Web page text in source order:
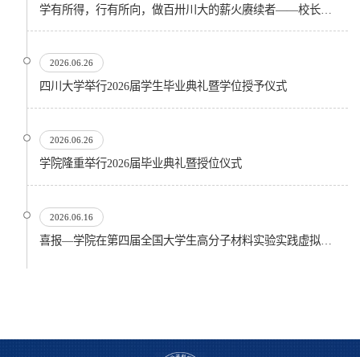
2026.06.26
四川大学举行2026届学生毕业典礼暨学位授予仪式
2026.06.26
​学院隆重举行2026届毕业典礼暨授位仪式
2026.06.16